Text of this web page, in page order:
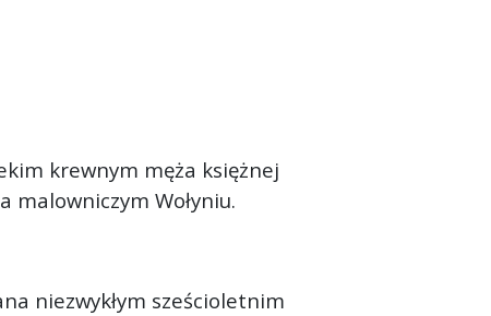
krewnym męża księżnej
malowniczym Wołyniu.
niezwykłym sześcioletnim